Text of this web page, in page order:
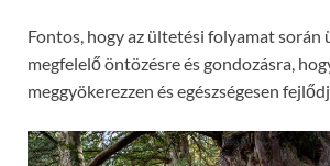
Fontos, hogy az ültetési folyamat során
megfelelő öntözésre és gondozásra,
meggyökerezzen és egészségesen